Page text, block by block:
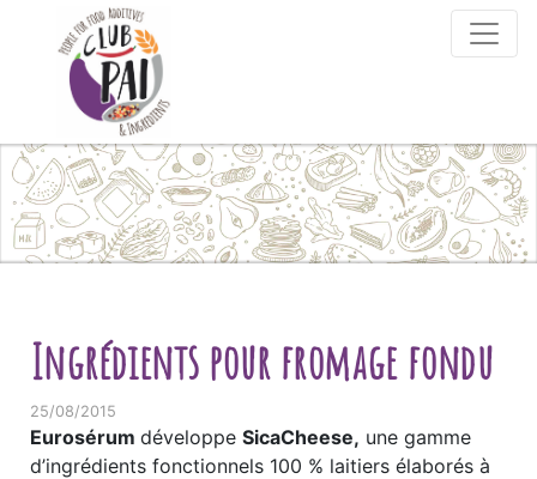
Skip to content
Ingrédients pour fromage fondu
25/08/2015
Eurosérum développe SicaCheese, une gamme
d’ingrédients fonctionnels 100 % laitiers élaborés à